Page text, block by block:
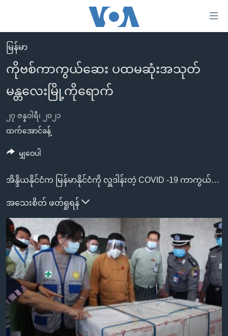
လွယ်ကူ
စေ
သည့်
Link
များ
ပင်မ
အကြောင်းအရာ
ကျော်
ကြည့်
ရန်
ပင်မ
ညွန်း
စာမျက်နှာ
သို့
ကျော်
ကြည့်
ရှာဖွေ
မူလစာမျက်နှာ
မြန်မာ
ကမ္ဘာ့သတင်းများ
အမေရိကန်
သတင်းလွတ်လပ်ခွင့်
အမေရိကန်သုံးအီဒီယံ
မကြေးမုံရဲ့ အင်္ဂလိပ်စာ
ရုပ်ရှင်ထဲက အင်္ဂလိပ်စာ
သုတပဒေသာ အင်္ဂလိပ်စာ
အပတ်စဉ်ကဏ္ဍများ
ရေဒီယို
တီဗွီ
ရေဒီယိုနှင့်ရုပ်သံ အချက်အလက်များ
ရေဒီယို/တီဗွီအစီအစဉ်
Learning English
ဗွီအိုအေ လူမှုကွန်ယက်များ
ဘာသာစကားများ
မြန်မာ
ကိုဗစ်ကာကွယ်ဆေး ပထမဆုံးအသုတ်
မန္တလေးမြို့ကိုရောက်
၂၇ ဇန္နဝါရီ၊ ၂၀၂၁
ထက်အောင်ခန့်
အိန္ဒိယနိုင်ငံက မြန်မာနိုင်ငံကို လှူဒါန်းတဲ့ COVID -19 ကာကွယ်ဆေးတွေဟာ ဒီကနေ့ မနက်ပိုင်းမှာ မန္တလေးမြို့ကို ရောက်ရှိလာပြီဖြစ်ပါတယ်။ မန္တလေးတိုင်းအတွက် ရရှိတဲ့ ကာကွယ်ဆေးတွေကို မန္တလေးတိုင်းအတွင်း ကျန်းမာရေးဝန်ထမ်းတွေကို ဦးစားပေး စတင် ထိုးနှံပေးမှာဖြစ်ပါတယ်။ မန္တလေးတိုင်းအတွင်း ကျန်းမာရေး ဝန်ထမ်း စုစုပေါင်း ၁၅,၆၈၉ ဦးရှိတယ်လို့ တိုင်းကျန်းမာရေးက တာဝန်ရှိသူက ပြောပါတယ်။
အသေးစိတ် ဖတ်ရှုရန်
မျှဝေပါ